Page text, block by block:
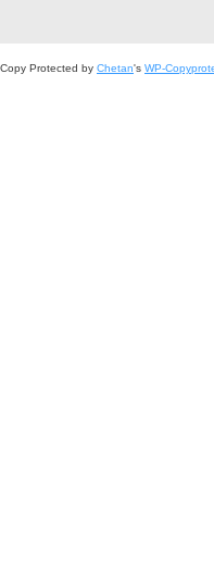
Copy Protected by Chetan's WP-